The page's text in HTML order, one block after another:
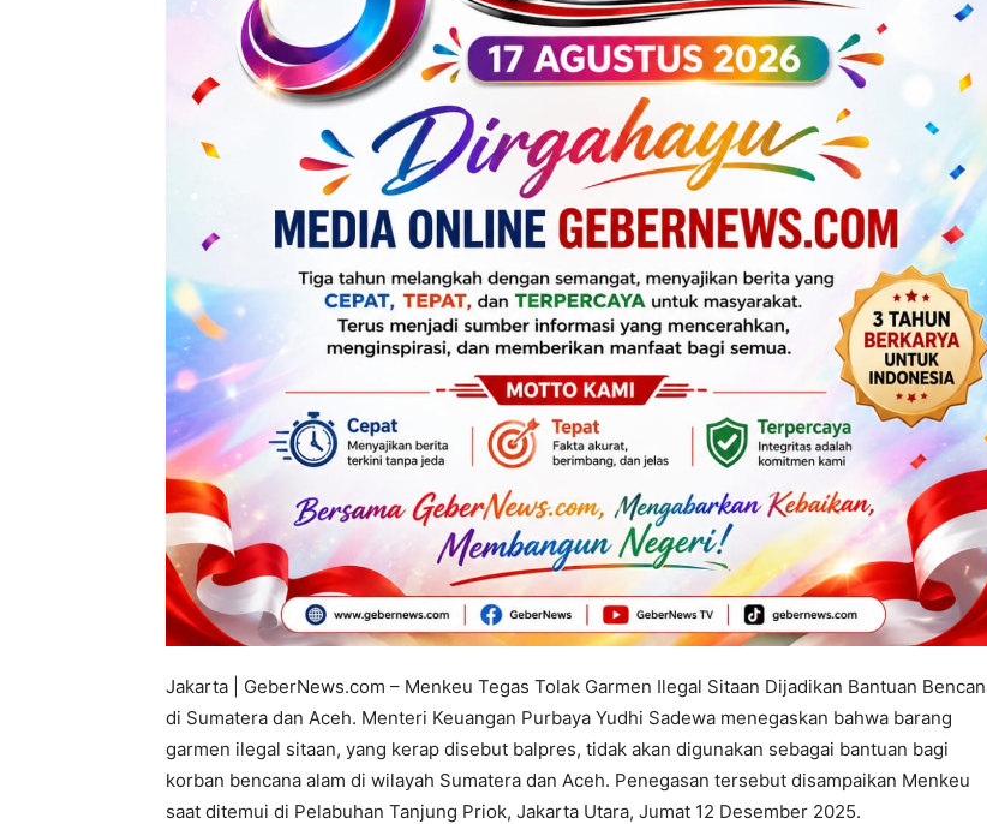
Jakarta | GeberNews.com – Menkeu Tegas Tolak Garmen Ilegal Sitaan Dijadikan Bantuan
di Sumatera dan Aceh. Menteri Keuangan Purbaya Yudhi Sadewa menegaskan bahwa barang
garmen ilegal sitaan, yang kerap disebut balpres, tidak akan digunakan sebagai bantuan bagi
korban bencana alam di wilayah Sumatera dan Aceh. Penegasan tersebut disampaikan Menkeu
saat ditemui di Pelabuhan Tanjung Priok, Jakarta Utara, Jumat 12 Desember 2025.